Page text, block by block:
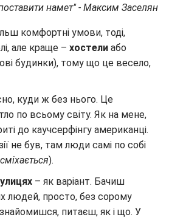
намет" - Максим Заселян
комфортні умови, тоді,
але краще – хостели або
будинки), тому що це весело,
куди ж без нього. Це
по всьому світу. Як на мене,
до каучсерфінгу американці.
не був, там люди самі по собі
).
– як варіант. Бачиш
людей, просто, без сорому
питаєш, як і що. У